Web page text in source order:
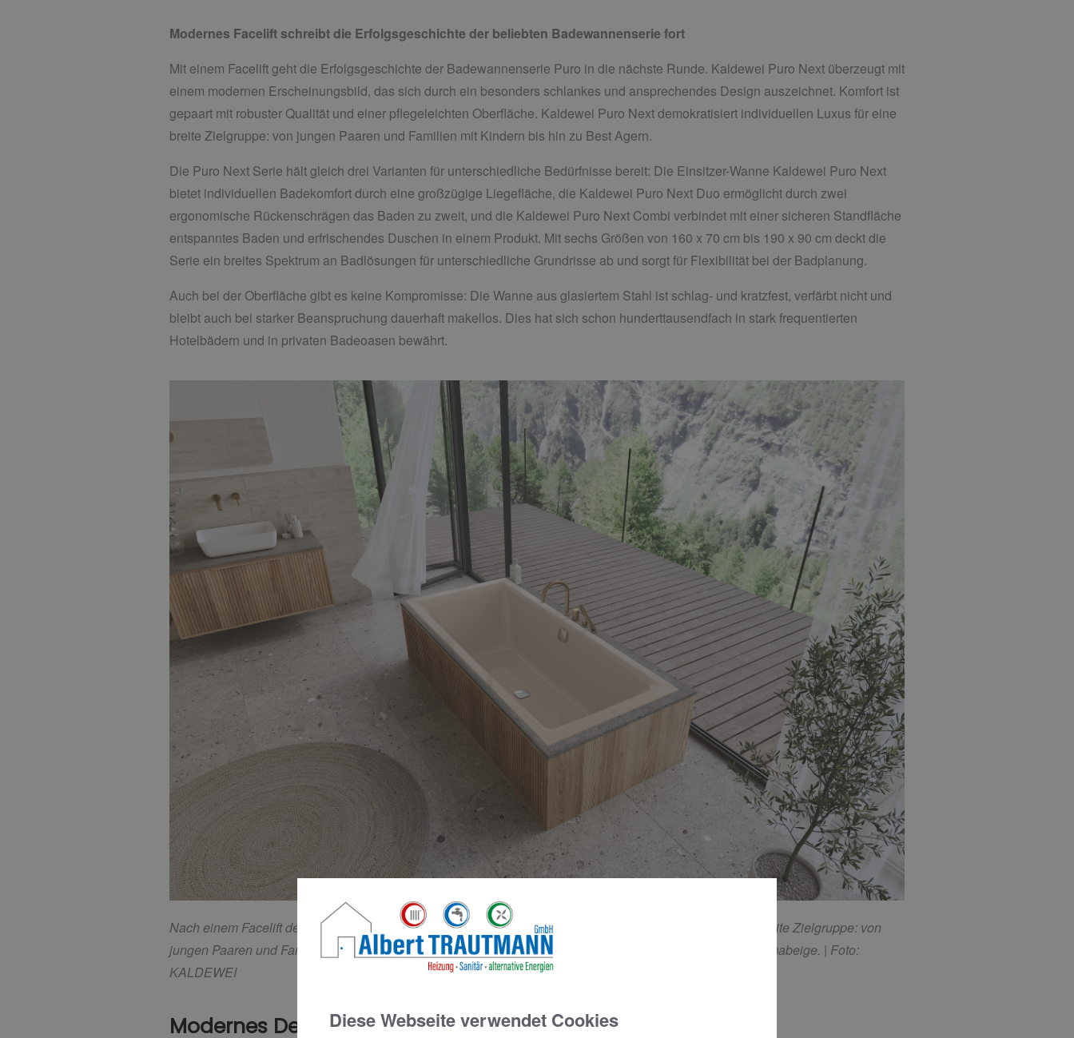
Modernes Facelift schreibt die Erfolgsgeschichte der beliebten Badewannenserie fort
Mit einem Facelift geht die Erfolgsgeschichte der Badewannenserie Puro in die nächste Runde. Kaldewei Puro Next überzeugt mit
einem modernen Erscheinungsbild, das sich durch ein besonders schlankes und ansprechendes Design auszeichnet. Komfort ist
gepaart mit robuster Qualität und einer pflegeleichten Oberfläche. Kaldewei Puro Next demokratisiert individuellen Luxus für eine
breite Zielgruppe: von jungen Paaren und Familien mit Kindern bis hin zu Best Agern.
Die Puro Next Serie hält gleich drei Varianten für unterschiedliche Bedürfnisse bereit: Die Einsitzer-Wanne Kaldewei Puro Next
bietet individuellen Badekomfort durch eine großzügige Liegefläche, die Kaldewei Puro Next Duo ermöglicht durch zwei
ergonomische Rückenschrägen das Baden zu zweit, und die Kaldewei Puro Next Combi verbindet mit einer sicheren Standfläche
entspanntes Baden und erfrischendes Duschen in einem Produkt. Mit sechs Größen von 160 x 70 cm bis 190 x 90 cm deckt die
Serie ein breites Spektrum an Badlösungen für unterschiedliche Grundrisse ab und sorgt für Flexibilität bei der Badplanung.
Auch bei der Oberfläche gibt es keine Kompromisse: Die Wanne aus glasiertem Stahl ist schlag- und kratzfest, verfärbt nicht und
bleibt auch bei starker Beanspruchung dauerhaft makellos. Dies hat sich schon hunderttausendfach in stark frequentierten
Hotelbädern und in privaten Badeoasen bewährt.
Nach einem Facelift demokratisiert die beliebte Kaldewei Puro Next Familie individuellen Luxus für eine breite Zielgruppe: von
jungen Paaren und Familien mit Kindern bis hin zu Best Agern – hier die Puro Next Duo in der Farbe Bahamabeige. | Foto:
KALDEWEI
Modernes Design: Sleek and Safety
Diese Webseite verwendet Cookies